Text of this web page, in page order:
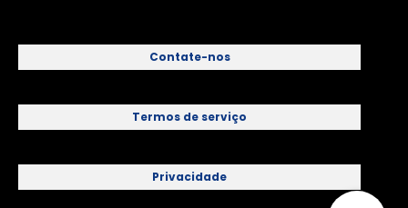
Contate-nos
Termos de serviço
Privacidade